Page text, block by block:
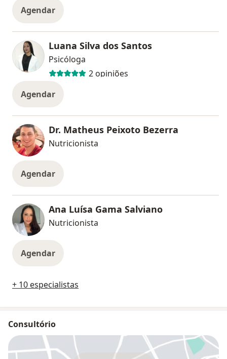
Agendar
Luana Silva dos Santos
Psicóloga
2 opiniões
Agendar
Dr. Matheus Peixoto Bezerra
Nutricionista
Agendar
Ana Luísa Gama Salviano
Nutricionista
Agendar
+ 10 especialistas
Consultório